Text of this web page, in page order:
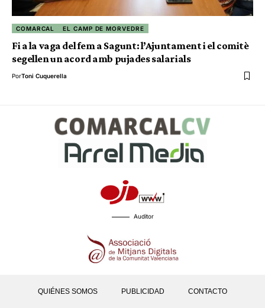
COMARCAL EL CAMP DE MORVEDRE
Fi a la vaga del fem a Sagunt: l’Ajuntament i el comitè
segellen un acord amb pujades salarials
PorToni Cuquerella
Auditor
QUIÉNES SOMOS PUBLICIDAD CONTACTO